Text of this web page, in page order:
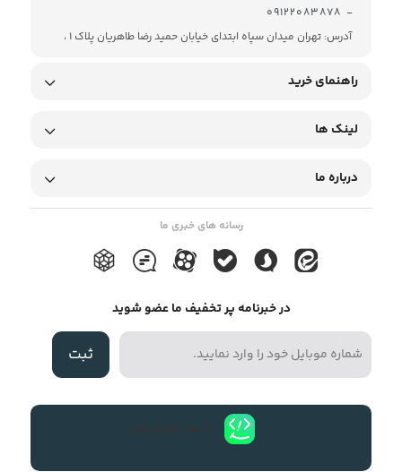
- 09122083878
آدرس: تهران میدان سپاه ابتدای خیابان حمید رضا طاهریان پلاک 1 ،
راهنمای خرید
لینک ها
درباره ما
رسانه های خبری ما
در خبرنامه پر تخفیف ما عضو شوید
ثبت